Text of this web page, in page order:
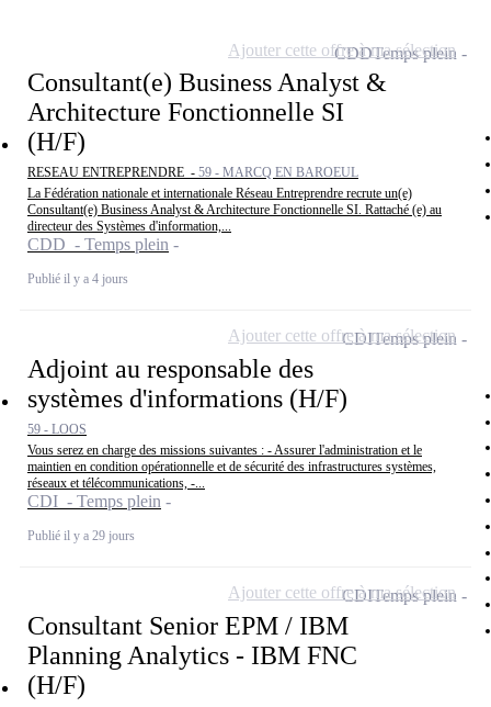
Consultant(e) Business Analyst &
Architecture Fonctionnelle SI
(H/F)
RESEAU ENTREPRENDRE - 59 - MARCQ EN BAROEUL
La Fédération nationale et internationale Réseau Entreprendre recrute un(e)
Consultant(e) Business Analyst & Architecture Fonctionnelle SI. Rattaché (e) au
directeur des Systèmes d'information,...
CDD - Temps plein
Publié il y a 4 jours
CDDTemps plein
Ajouter cette offre à ma sélection
Adjoint au responsable des
systèmes d'informations (H/F)
59 - LOOS
Vous serez en charge des missions suivantes : - Assurer l'administration et le
maintien en condition opérationnelle et de sécurité des infrastructures systèmes,
réseaux et télécommunications, -...
CDI - Temps plein
Publié il y a 29 jours
CDITemps plein
Ajouter cette offre à ma sélection
Consultant Senior EPM / IBM
Planning Analytics - IBM FNC
(H/F)
CDITemps plein
Ajouter cette offre à ma sélection